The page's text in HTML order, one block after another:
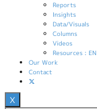
Reports
Insights
Data/Visuals
Columns
Videos
Resources : EN
Our Work
Contact
X